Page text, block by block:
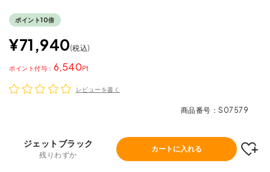
ポイント10倍
¥71,940 税込
6,540
ポイント
レビューを書く
商品番号 S07579
ジェットブラック
残りわずか
カートに入れる